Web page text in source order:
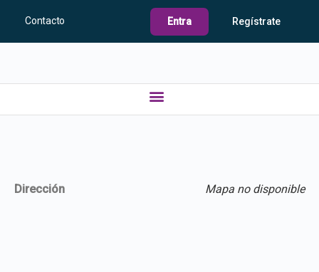
Contacto Entra Regístrate
Mapa no disponible
Dirección